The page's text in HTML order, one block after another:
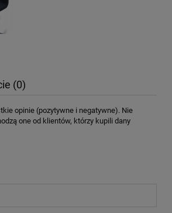
(0)
opinie (pozytywne i negatywne). Nie
one od klientów, którzy kupili dany